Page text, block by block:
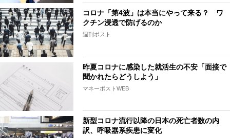
コロナ「第4波」は本当にやって来る？ ワ
クチン浸透で防げるのか
週刊ポスト
昨夏コロナに感染した就活生の不安「面接で
聞かれたらどうしよう」
マネーポストWEB
新型コロナ流行以降の日本の死亡者数の内
訳、呼吸器系疾患に変化